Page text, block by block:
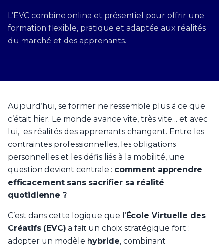
L’EVC combine online et présentiel pour offrir une
formation flexible, pratique et adaptée aux réalités
du marché et des apprenants.
Aujourd’hui, se former ne ressemble plus à ce que
c’était hier. Le monde avance vite, très vite… et avec
lui, les réalités des apprenants changent. Entre les
contraintes professionnelles, les obligations
personnelles et les défis liés à la mobilité, une
question devient centrale : comment apprendre
efficacement sans sacrifier sa réalité
quotidienne ?
C’est dans cette logique que l’École Virtuelle des
Créatifs (EVC) a fait un choix stratégique fort :
adopter un modèle hybride, combinant